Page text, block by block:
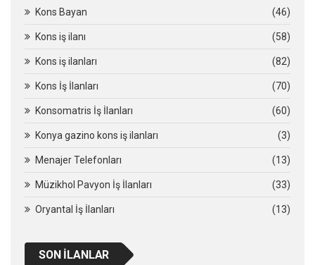
Kons Bayan (46)
Kons iş ilanı (58)
Kons iş ilanları (82)
Kons İş İlanları (70)
Konsomatris İş İlanları (60)
Konya gazino kons iş ilanları (3)
Menajer Telefonları (13)
Müzikhol Pavyon İş İlanları (33)
Oryantal İş İlanları (13)
SON İLANLAR